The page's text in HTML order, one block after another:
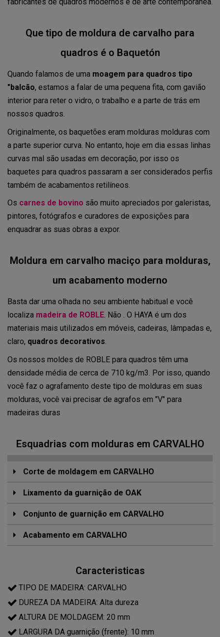
Que tipo de moldura de carvalho para
quadros é o Baquetón
Quando falamos de uma moagem para quadros tipo
"balcão, estamos a falar de uma pequena fita, com gavião
interior para reter o vidro, o trabalho e a parte de trás em
nossos quadros.
Originalmente, os baquetões eram molduras molduras com
a parte superior curva. No entanto, hoje em dia essas linhas
curvas mal são usadas em decoração, por isso os
baquetes para quadros passaram a ser considerados perfis
também de acabamentos retilíneos.
Os carnes de bovino são muito apreciados por galeristas,
pintores, fotógrafos e curadores de exposições para
enquadrar as suas obras a expor.
Moldura em carvalho maciço para molduras,
um acabamento moderno
Basta dar uma olhada no seu ambiente habitual e você
localiza madeira de ROBLE. Não . O HAYA é um dos
materiais mais utilizados em móveis, cadeiras, lâmpadas e,
claro, quadros decorativos.
Os nossos moldes de ROBLE para quadros têm uma
densidade média de cerca de 710 kg/m3. Por isso, quando
você faz o agrafamento deste tipo de molduras em suas
molduras, você vai precisar de agrafos em "V" para
madeiras duras
Esquadrias com molduras em CARVALHO
Corte de moldagem em CARVALHO
Lixamento da guarnição de OAK
Conjunto de guarnição em CARVALHO
Acabamento em CARVALHO
Caracteristicas
TIPO DE MADEIRA: CARVALHO
DUREZA DA MADEIRA: Alta dureza
ALTURA DE MOLDAGEM: 20 mm
LARGURA DA guarnição (frente): 10 mm